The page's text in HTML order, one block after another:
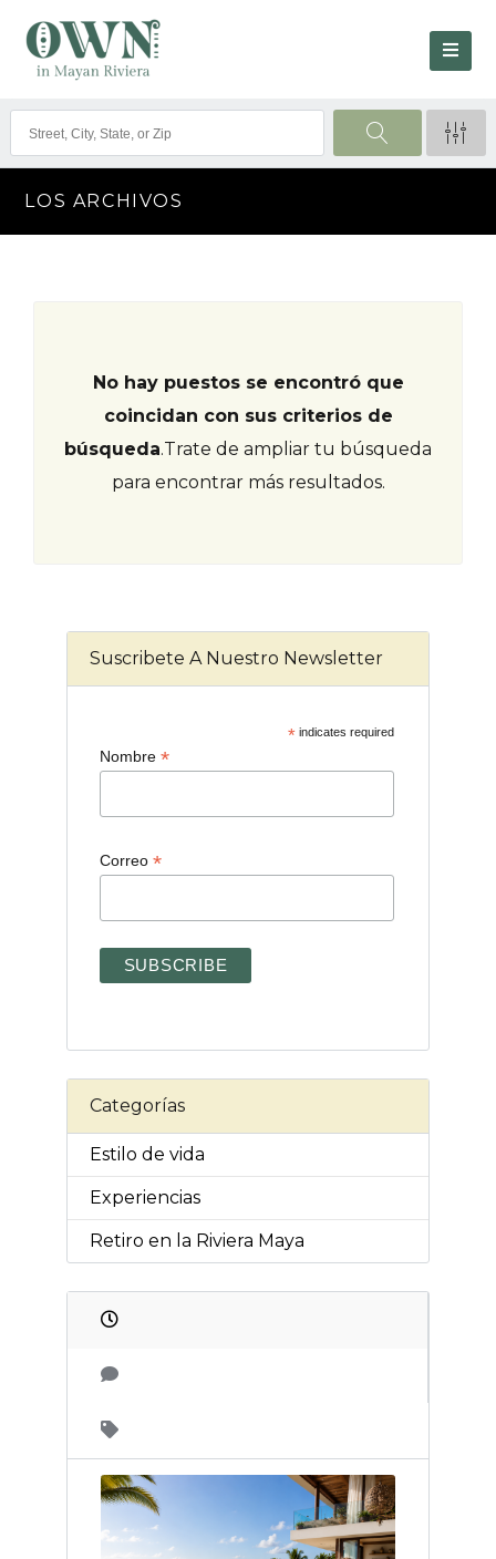
LOS ARCHIVOS
No hay puestos se encontró que
coincidan con sus criterios de
búsqueda.Trate de ampliar tu búsqueda
para encontrar más resultados.
Suscribete A Nuestro Newsletter
*indicates required
Nombre *
Correo *
Categorías
Estilo de vida
Experiencias
Retiro en la Riviera Maya